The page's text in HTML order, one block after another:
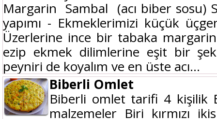
Margarin Sambal (acı biber sosu)
yapımı - Ekmeklerimizi küçük
Üzerlerine ince bir tabaka
ezip ekmek dilimlerine eşit bir
peyniri de koyalım ve en üste acı...
Biberli Omlet
Biberli omlet tarifi 4 kişilik
malzemeler Biri kırmızı